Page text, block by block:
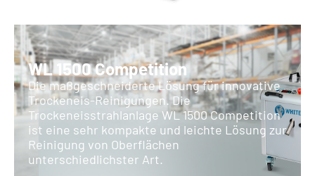
WL 1500 Competition
Die maßgeschneiderte Lösung für innovative
Trockeneis-Reinigungen. Die
Trockeneisstrahlanlage WL 1500 Competition
ist eine sehr kompakte und leichte Lösung zur
Reinigung von Oberﬂächen
unterschiedlichster Art.